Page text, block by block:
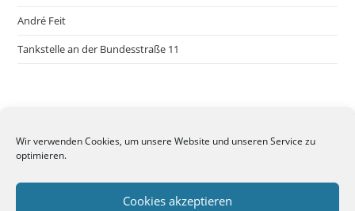
Wir verwenden Cookies, um unsere Website und unseren Service zu
optimieren.
Cookies akzeptieren
André Feit
Tankstelle an der Bundesstraße 11